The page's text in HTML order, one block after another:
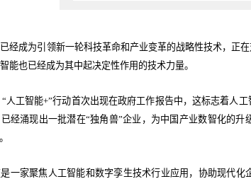
经成为引领新一轮科技革命和产业变革的战略性技术，正
能也已经成为其中起决定性作用的技术力量。
人工智能+”行动首次出现在政府工作报告中，这标志着人
经涌现出一批潜在“独角兽”企业，为中国产业数智化的
一家聚焦人工智能和数字孪生技术行业应用，协助现代